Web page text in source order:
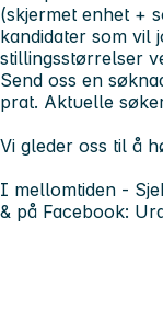
(skjermet enhet +
kandidater som vil
stillingsstørrelser
Send oss en
prat. Aktuelle
Vi gleder oss til å
I mellomtiden -
& på Facebook: